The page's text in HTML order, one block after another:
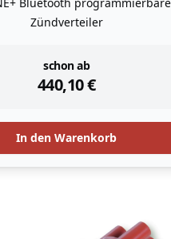
Zündverteiler
schon ab
440,10€
instock
In den Warenkorb